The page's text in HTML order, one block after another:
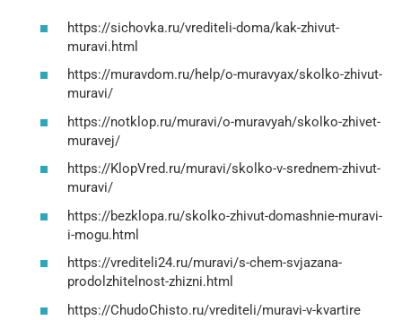
https://sichovka.ru/vrediteli-doma/kak-zhivut-
muravi.html
https://muravdom.ru/help/o-muravyax/skolko-zhivut-
muravi/
https://notklop.ru/muravi/o-muravyah/skolko-zhivet-
muravej/
https://KlopVred.ru/muravi/skolko-v-srednem-zhivut-
muravi/
https://bezklopa.ru/skolko-zhivut-domashnie-muravi-
i-mogu.html
https://vrediteli24.ru/muravi/s-chem-svjazana-
prodolzhitelnost-zhizni.html
https://ChudoChisto.ru/vrediteli/muravi-v-kvartire